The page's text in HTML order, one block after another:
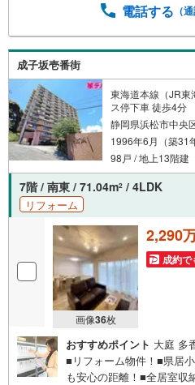
という多くの方々がリフ
す。・キッズスペース用
ってご来場ください。・営
分 （定休日:水曜日）この
がスムーズにご案内でき
チ！もしくはお気軽にお電
電話する （
成子坂壱番街
東海道本線（JR東
ス停下車 徒歩4分
静岡県浜松市中央
1996年6月（築31
98戸 / 地上13階建
7階 / 南東 / 71.04m2 / 4LDK
リフォーム
画像36枚
2,290
成約で
おすすめポイント 大庭 多
■リフォーム物件！■県居
も安心の距離！■全居室収